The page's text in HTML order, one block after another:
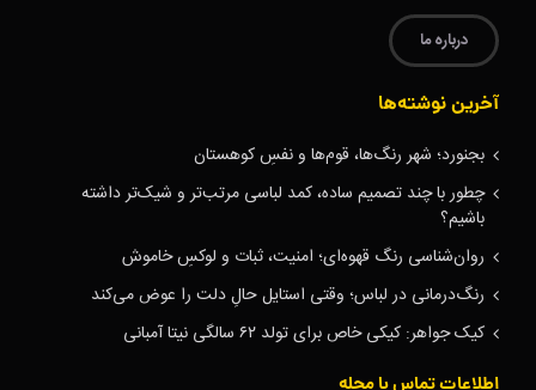
درباره ما
آخرین نوشته‌ها
بجنورد؛ شهر رنگ‌ها، قوم‌ها و نفسِ کوهستان
چطور با چند تصمیم ساده، کمد لباسی مرتب‌تر و شیک‌تر داشته
باشیم؟
روان‌شناسی رنگ قهوه‌ای؛ امنیت، ثبات و لوکسِ خاموش
رنگ‌درمانی در لباس؛ وقتی استایل حالِ دلت را عوض می‌کند
کیک جواهر: کیکی خاص برای تولد ۶۲ سالگی نیتا آمبانی